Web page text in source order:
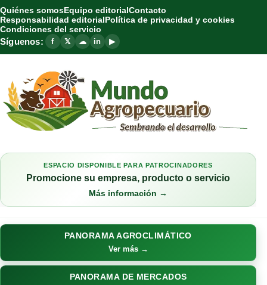
Quiénes somosEquipo editorialContacto
Responsabilidad editorialPolítica de privacidad y cookies
Condiciones del servicio
Síguenos: f 𝕏 ☁ in ▶
ESPACIO DISPONIBLE PARA PATROCINADORES
Promocione su empresa, producto o servicio
Más información →
PANORAMA AGROCLIMÁTICO
Ver más →
PANORAMA DE MERCADOS